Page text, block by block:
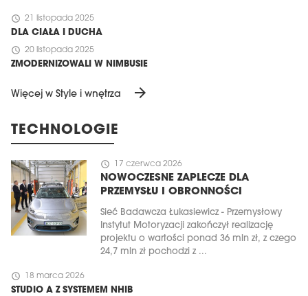
schedule 21 listopada 2025
DLA CIAŁA I DUCHA
schedule 20 listopada 2025
ZMODERNIZOWALI W NIMBUSIE
Więcej w Style i wnętrza arrow_forward
TECHNOLOGIE
schedule 17 czerwca 2026
NOWOCZESNE ZAPLECZE DLA
PRZEMYSŁU I OBRONNOŚCI
Sieć Badawcza Łukasiewicz - Przemysłowy
Instytut Motoryzacji zakończył realizację
projektu o wartości ponad 36 mln zł, z czego
24,7 mln zł pochodzi z ...
schedule 18 marca 2026
STUDIO A Z SYSTEMEM NHIB